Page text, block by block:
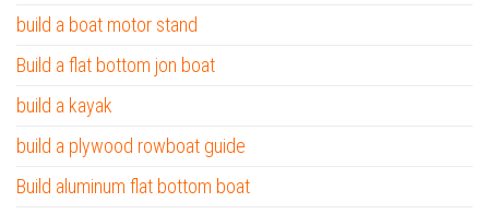
build a boat motor stand
Build a flat bottom jon boat
build a kayak
build a plywood rowboat guide
Build aluminum flat bottom boat